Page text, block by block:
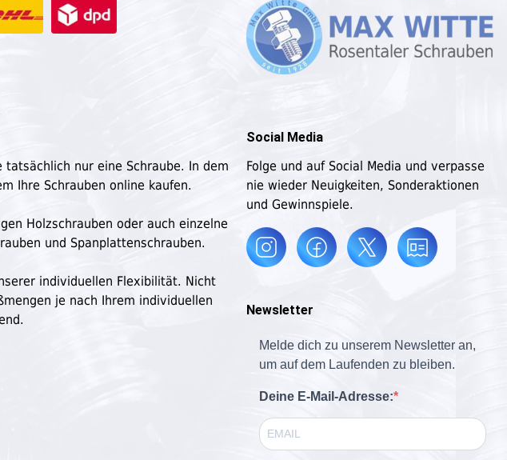
tatsächlich nur eine Schraube. In dem
Ihre Schrauben online kaufen.
Holzschrauben oder auch einzelne
und Spanplattenschrauben.
individuellen Flexibilität. Nicht
je nach Ihrem individuellen
Social Media
Folge und auf Social Media und verpasse
nie wieder Neuigkeiten, Sonderaktionen
und Gewinnspiele.
Newsletter
Melde dich zu unserem Newsletter an,
um auf dem Laufenden zu bleiben.
Deine E-Mail-Adresse: